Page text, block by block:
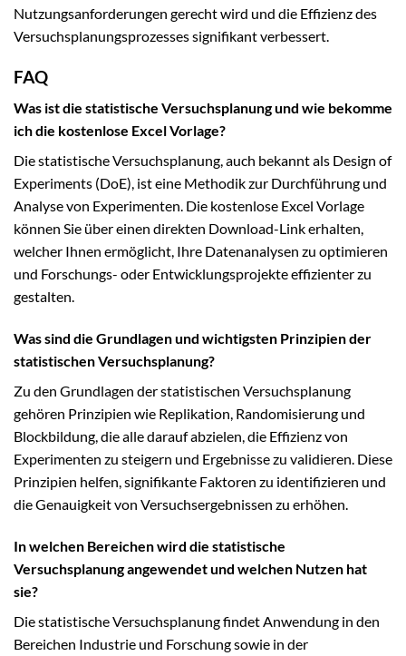
Nutzungsanforderungen gerecht wird und die Effizienz des
Versuchsplanungsprozesses signifikant verbessert.
FAQ
Was ist die statistische Versuchsplanung und wie bekomme
ich die kostenlose Excel Vorlage?
Die statistische Versuchsplanung, auch bekannt als Design of
Experiments (DoE), ist eine Methodik zur Durchführung und
Analyse von Experimenten. Die kostenlose Excel Vorlage
können Sie über einen direkten Download-Link erhalten,
welcher Ihnen ermöglicht, Ihre Datenanalysen zu optimieren
und Forschungs- oder Entwicklungsprojekte effizienter zu
gestalten.
Was sind die Grundlagen und wichtigsten Prinzipien der
statistischen Versuchsplanung?
Zu den Grundlagen der statistischen Versuchsplanung
gehören Prinzipien wie Replikation, Randomisierung und
Blockbildung, die alle darauf abzielen, die Effizienz von
Experimenten zu steigern und Ergebnisse zu validieren. Diese
Prinzipien helfen, signifikante Faktoren zu identifizieren und
die Genauigkeit von Versuchsergebnissen zu erhöhen.
In welchen Bereichen wird die statistische
Versuchsplanung angewendet und welchen Nutzen hat
sie?
Die statistische Versuchsplanung findet Anwendung in den
Bereichen Industrie und Forschung sowie in der